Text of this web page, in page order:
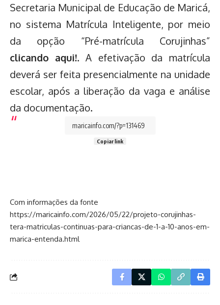
Secretaria Municipal de Educação de Maricá,
no sistema Matrícula Inteligente, por meio
da opção “Pré-matrícula Corujinhas”
clicando aqui!. A efetivação da matrícula
deverá ser feita presencialmente na unidade
escolar, após a liberação da vaga e análise
da documentação.
Copiar link
Com informações da fonte
https://maricainfo.com/2026/05/22/projeto-corujinhas-
tera-matriculas-continuas-para-criancas-de-1-a-10-anos-em-
marica-entenda.html